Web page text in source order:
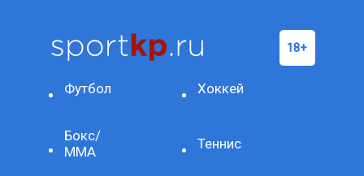
Футбол Хоккей
Бокс/
ММА
Теннис